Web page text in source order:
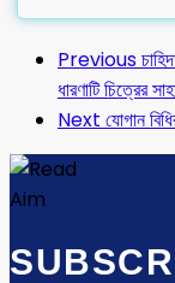
Previous
ধারণাটি চিত্রের
Next যোগান